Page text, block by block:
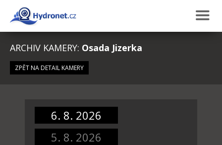
ARCHIV KAMERY: Osada Jizerka
ZPĚT NA DETAIL KAMERY
6. 8. 2026
5. 8. 2026